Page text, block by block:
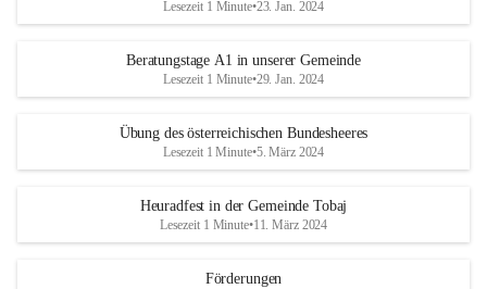
Lesezeit 1 Minute•23. Jan. 2024
Beratungstage A1 in unserer Gemeinde
Lesezeit 1 Minute•29. Jan. 2024
Übung des österreichischen Bundesheeres
Lesezeit 1 Minute•5. März 2024
Heuradfest in der Gemeinde Tobaj
Lesezeit 1 Minute•11. März 2024
Förderungen